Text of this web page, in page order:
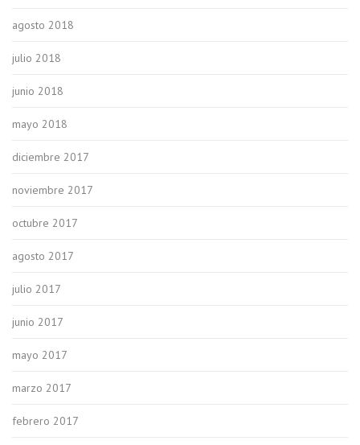
agosto 2018
julio 2018
junio 2018
mayo 2018
diciembre 2017
noviembre 2017
octubre 2017
agosto 2017
julio 2017
junio 2017
mayo 2017
marzo 2017
febrero 2017